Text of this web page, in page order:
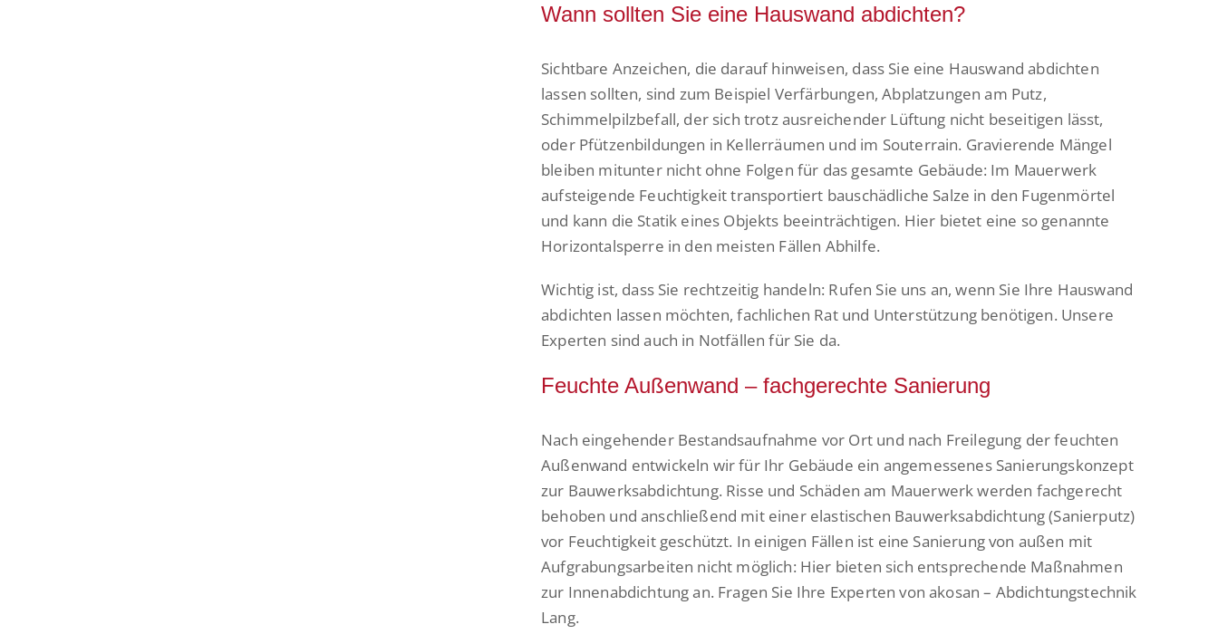
Wann sollten Sie eine Hauswand abdichten?
Sichtbare Anzeichen, die darauf hinweisen, dass Sie eine Hauswand abdichten
lassen sollten, sind zum Beispiel Verfärbungen, Abplatzungen am Putz,
Schimmelpilzbefall, der sich trotz ausreichender Lüftung nicht beseitigen lässt,
oder Pfützenbildungen in Kellerräumen und im Souterrain. Gravierende Mängel
bleiben mitunter nicht ohne Folgen für das gesamte Gebäude: Im Mauerwerk
aufsteigende Feuchtigkeit transportiert bauschädliche Salze in den Fugenmörtel
und kann die Statik eines Objekts beeinträchtigen. Hier bietet eine so genannte
Horizontalsperre in den meisten Fällen Abhilfe.
Wichtig ist, dass Sie rechtzeitig handeln: Rufen Sie uns an, wenn Sie Ihre Hauswand
abdichten lassen möchten, fachlichen Rat und Unterstützung benötigen. Unsere
Experten sind auch in Notfällen für Sie da.
Feuchte Außenwand – fachgerechte Sanierung
Nach eingehender Bestandsaufnahme vor Ort und nach Freilegung der feuchten
Außenwand entwickeln wir für Ihr Gebäude ein angemessenes Sanierungskonzept
zur Bauwerksabdichtung. Risse und Schäden am Mauerwerk werden fachgerecht
behoben und anschließend mit einer elastischen Bauwerksabdichtung (Sanierputz)
vor Feuchtigkeit geschützt. In einigen Fällen ist eine Sanierung von außen mit
Aufgrabungsarbeiten nicht möglich: Hier bieten sich entsprechende Maßnahmen
zur Innenabdichtung an. Fragen Sie Ihre Experten von akosan – Abdichtungstechnik
Lang.